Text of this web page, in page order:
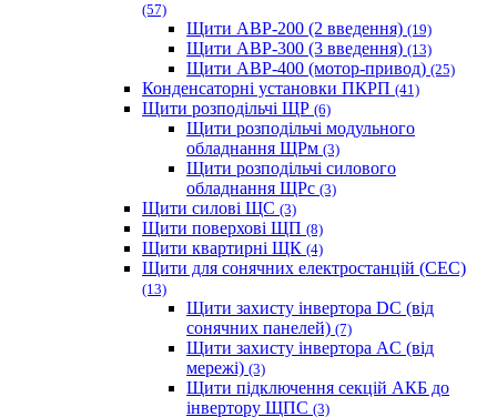
(57)
Щити АВР-200 (2 введення) (19)
Щити АВР-300 (3 введення) (13)
Щити АВР-400 (мотор-привод) (25)
Конденсаторні установки ПКРП (41)
Щити розподільчі ЩР (6)
Щити розподільчі модульного
обладнання ЩРм (3)
Щити розподільчі силового
обладнання ЩРс (3)
Щити силові ЩС (3)
Щити поверхові ЩП (8)
Щити квартирні ЩК (4)
Щити для сонячних електростанцій (СЕС)
(13)
Щити захисту інвертора DC (від
сонячних панелей) (7)
Щити захисту інвертора AC (від
мережі) (3)
Щити підключення секцій АКБ до
інвертору ЩПС (3)